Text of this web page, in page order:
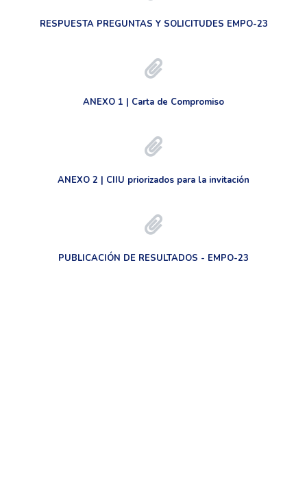
RESPUESTA PREGUNTAS Y SOLICITUDES EMPO-23
ANEXO 1 | Carta de Compromiso
ANEXO 2 | CIIU priorizados para la invitación
PUBLICACIÓN DE RESULTADOS - EMPO-23